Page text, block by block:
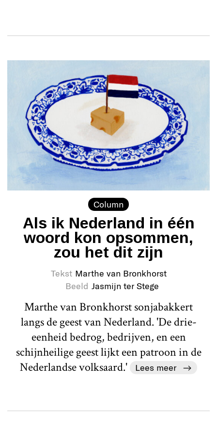
Column
Als ik Nederland in één
woord kon opsommen,
zou het dit zijn
Tekst Marthe van Bronkhorst
Beeld Jasmijn ter Stege
Marthe van Bronkhorst sonjabakkert
langs de geest van Nederland. 'De drie-
eenheid bedrog, bedrijven, en een
schijnheilige geest lijkt een patroon in de
Nederlandse volksaard.'
Lees meer